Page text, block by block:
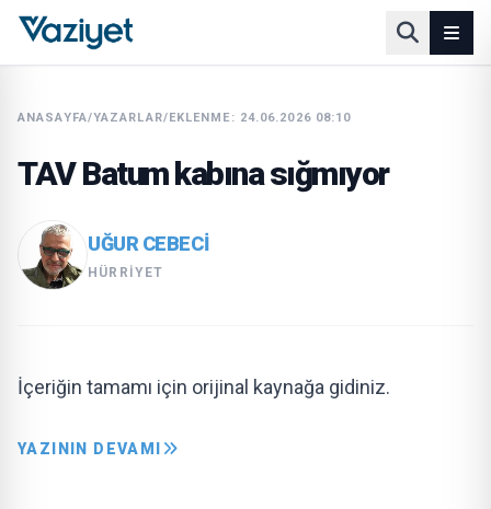
ANASAYFA/YAZARLAR/EKLENME: 24.06.2026 08:10
TAV Batum kabına sığmıyor
UĞUR CEBECİ
HÜRRIYET
İçeriğin tamamı için orijinal kaynağa gidiniz.
YAZININ DEVAMI